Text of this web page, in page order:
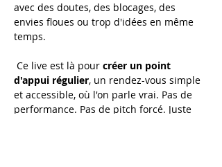
avec des doutes, des blocages, des
envies floues ou trop d'idées en même
temps.
Ce live est là pour créer un point
d'appui régulier, un rendez-vous simple
et accessible, où l'on parle vrai. Pas de
performance. Pas de pitch forcé. Juste